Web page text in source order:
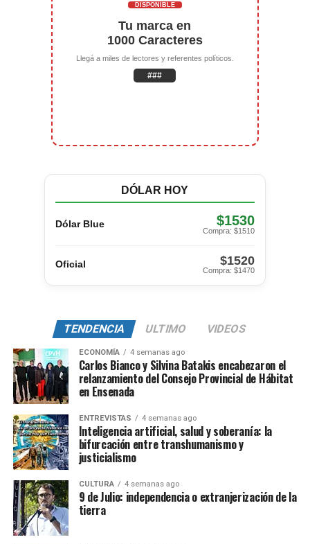
DISPONIBLE
Tu marca en
1000 Caracteres
Llegá a miles de lectores y referentes políticos.
###
DÓLAR HOY
Dólar Blue $1530
Compra: $1510
Oficial $1520
Compra: $1470
TENDENCIA ULTIMO VIDEOS
ECONOMÍA 4 semanas ago
Carlos Bianco y Silvina Batakis encabezaron el
relanzamiento del Consejo Provincial de Hábitat
en Ensenada
ENTREVISTAS 4 semanas ago
Inteligencia artificial, salud y soberanía: la
bifurcación entre transhumanismo y
justicialismo
CULTURA 4 semanas ago
9 de Julio: independencia o extranjerización de la
tierra